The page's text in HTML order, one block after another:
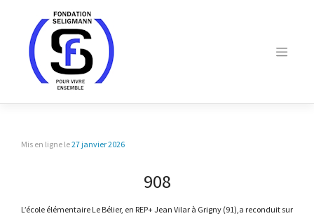
Mis en ligne le27 janvier 2026
908
L’école élémentaire Le Bélier, en REP+ Jean Vilar à Grigny (91),a reconduit sur